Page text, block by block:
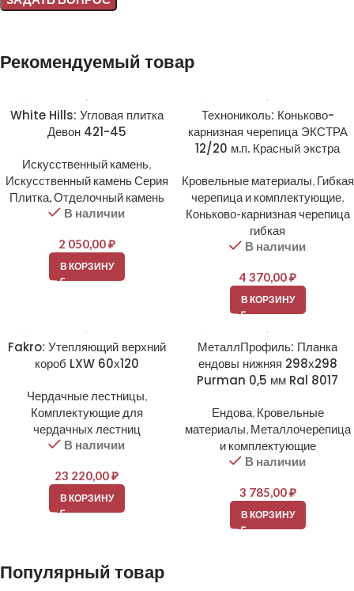
Рекомендуемый товар
White Hills: Угловая плитка
Девон 421-45
Искусственный камень,
Искусственный камень Серия
Плитка, Отделочный камень
В наличии
2 050,00₽
В КОРЗИНУ
Технониколь: Коньково-
карнизная черепица ЭКСТРА
12/20 м.п. Красный экстра
Кровельные материалы, Гибкая
черепица и комплектующие,
Коньково-карнизная черепица
гибкая
В наличии
4 370,00₽
В КОРЗИНУ
Fakro: Утепляющий верхний
короб LXW 60х120
Чердачные лестницы,
Комплектующие для
чердачных лестниц
В наличии
23 220,00₽
В КОРЗИНУ
МеталлПрофиль: Планка
ендовы нижняя 298х298
Purman 0,5 мм Ral 8017
Ендова, Кровельные
материалы, Металлочерепица
и комплектующие
В наличии
3 785,00₽
В КОРЗИНУ
Популярный товар